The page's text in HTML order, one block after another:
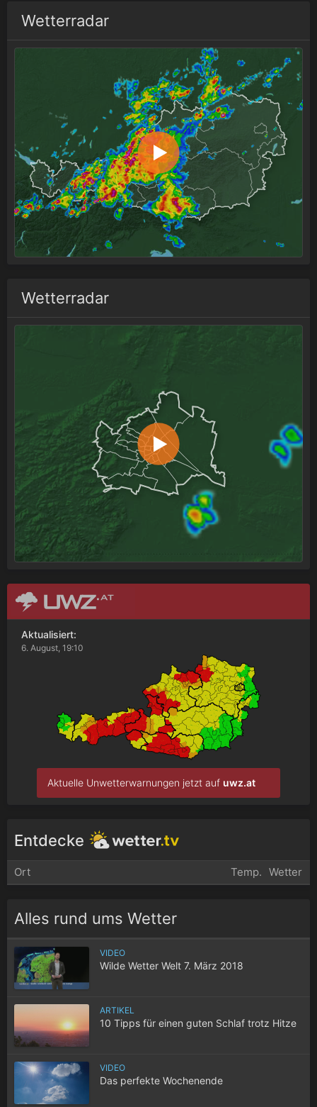
Wetterradar
Wetterradar
Aktualisiert:
6. August, 19:10
Aktuelle Unwetterwarnungen jetzt auf uwz.at
Entdecke
Ort Temp. Wetter
Alles rund ums Wetter
VIDEO
Wilde Wetter Welt 7. März 2018
ARTIKEL
10 Tipps für einen guten Schlaf trotz Hitze
VIDEO
Das perfekte Wochenende